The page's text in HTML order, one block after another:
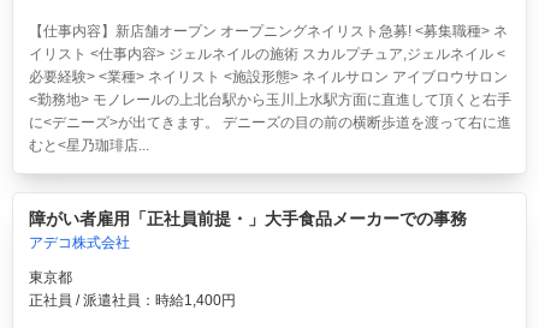
【仕事内容】新店舗オープン オープニングネイリスト急募! <募集職種> ネ
イリスト <仕事内容> ジェルネイルの施術 スカルプチュア,ジェルネイル <
必要経験> <業種> ネイリスト <施設形態> ネイルサロン アイブロウサロン
<勤務地> モノレールの上北台駅から玉川上水駅方面に直進して頂くと右手
に<デニーズ>が出てきます。 デニーズの目の前の横断歩道を渡って右に進
むと<星乃珈琲店...
障がい者雇用「正社員前提・」大手食品メーカーでの事務
アデコ株式会社
東京都
正社員 / 派遣社員：時給1,400円